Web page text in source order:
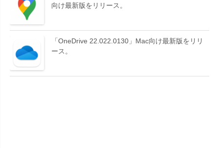
向け最新版をリリース。
「OneDrive 22.022.0130」Mac向け最新版をリリ
ース。